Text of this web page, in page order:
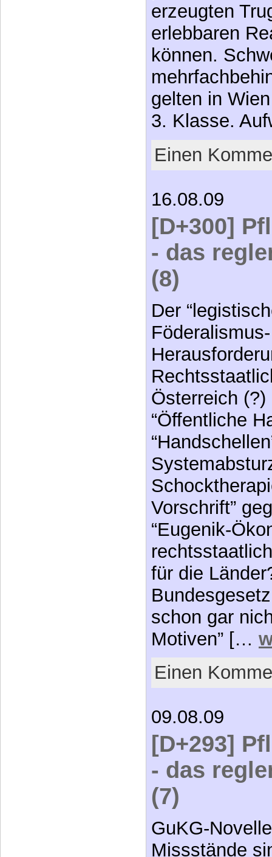
erzeugten
erlebbaren
können.
gelten in
3. Klasse.
Einen
16.08.09
[D+300]
- das
(8)
Der
Österreich
“Öffentliche
Vorschrift”
“Eugenik-
für die
schon gar
Motiven” […
Einen
09.08.09
[D+293]
- das
(7)
GuKG-
Missstände